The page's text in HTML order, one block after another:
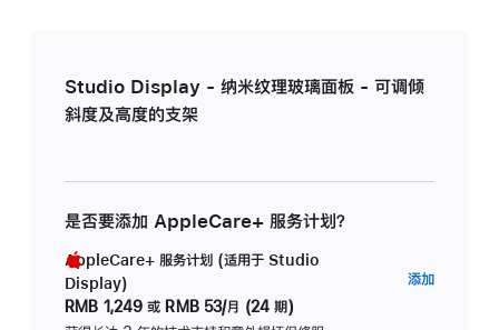
Studio Display - 纳米纹理玻璃面板 - 可调倾
斜度及高度的支架
是否要添加 AppleCare+ 服务计划？
AppleCare+ 服务计划 (适用于 Studio
Display)
RMB 1,249 或 RMB 53/月 (24 期)
添加